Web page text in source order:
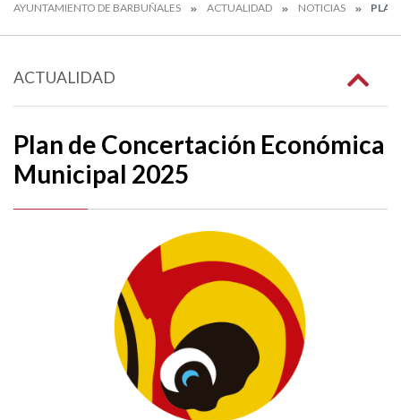
AYUNTAMIENTO DE BARBUÑALES ACTUALIDAD NOTICIAS
ACTUALIDAD
Plan de Concertación Económica
Municipal 2025